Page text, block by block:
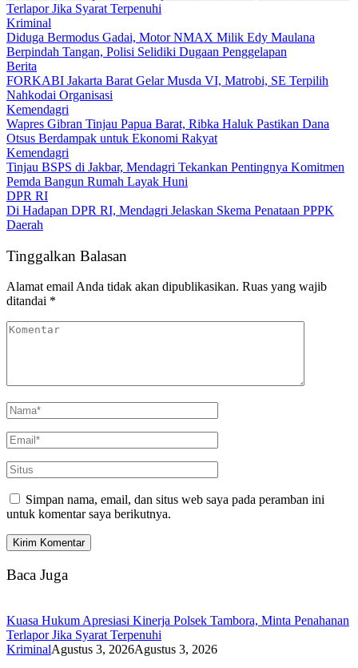
Terlapor Jika Syarat Terpenuhi
Kriminal
Diduga Bermodus Gadai, Motor NMAX Milik Edy Maulana
Berpindah Tangan, Polisi Selidiki Dugaan Penggelapan
Berita
FORKABI Jakarta Barat Gelar Musda VI, Matrobi, SE Terpilih
Nahkodai Organisasi
Kemendagri
Wapres Gibran Tinjau Papua Barat, Ribka Haluk Pastikan Dana
Otsus Berdampak untuk Ekonomi Rakyat
Kemendagri
Tinjau BSPS di Jakbar, Mendagri Tekankan Pentingnya Komitmen
Pemda Bangun Rumah Layak Huni
DPR RI
Di Hadapan DPR RI, Mendagri Jelaskan Skema Penataan PPPK
Daerah
Tinggalkan Balasan
Alamat email Anda tidak akan dipublikasikan. Ruas yang wajib
ditandai *
Simpan nama, email, dan situs web saya pada peramban ini
untuk komentar saya berikutnya.
Baca Juga
Kuasa Hukum Apresiasi Kinerja Polsek Tambora, Minta Penahanan
Terlapor Jika Syarat Terpenuhi
KriminalAgustus 3, 2026Agustus 3, 2026